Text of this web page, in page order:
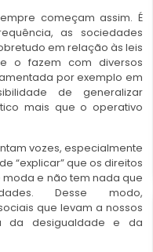
começam assim. É
as sociedades
em relação às leis
o fazem com diversos
por exemplo em
de generalizar
mais que o operativo
vozes, especialmente
“explicar” que os direitos
moda e não tem nada que
Desse modo,
que levam a nossos
da desigualdade e da